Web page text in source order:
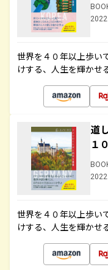
世界を４０年以上歩い
けする、人生を輝かせ
道
１
世界を４０年以上歩い
けする、人生を輝かせ